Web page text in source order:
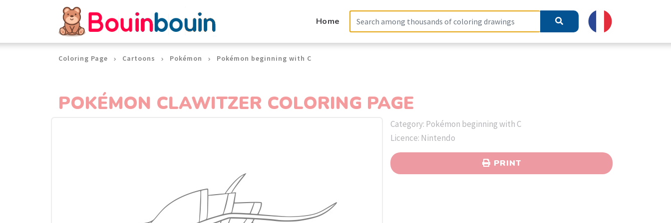
Home
Coloring Page Cartoons Pokémon Pokémon beginning with C
POKÉMON CLAWITZER COLORING PAGE
Category: Pokémon beginning with C
Licence: Nintendo
PRINT
Cookies management panel